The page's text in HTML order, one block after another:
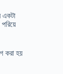
একটা
করা হয়